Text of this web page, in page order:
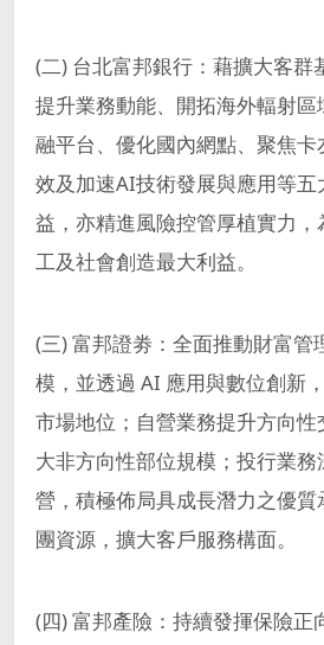
(二) 台北富邦銀行：藉擴大客群
提升業務動能、開拓海外輻射
融平台、優化國內網點、聚焦
效及加速AI技術發展與應用等
益，亦精進風險控管厚植實力，
工及社會創造最大利益。
(三) 富邦證劵：全面推動財富管
模，並透過 AI 應用與數位創新
市場地位；自營業務提升方向
大非方向性部位規模；投行業
營，積極佈局具成長潛力之優
團資源，擴大客戶服務構面。
(四) 富邦產險：持續發揮保險正